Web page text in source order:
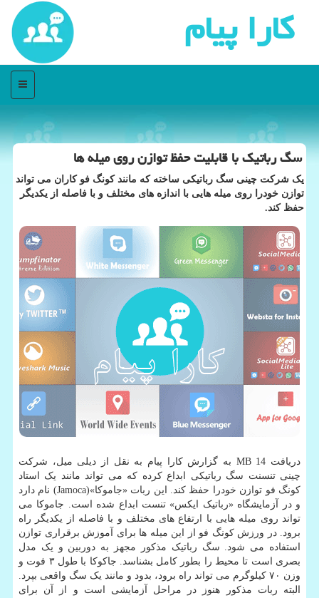
كارا پیام
منو
سگ رباتیك با قابلیت حفظ توازن روی میله ها
یک شرکت چینی سگ رباتیکی ساخته که مانند کونگ فو کاران می تواند
توازن خودرا روی میله هایی با اندازه های مختلف و با فاصله از یکدیگر
حفظ کند.
دریافت 14 MB به گزارش کارا پیام به نقل از دیلی میل، شرکت
چینی تنسنت سگ رباتیکی ابداع کرده که می تواند مانند یک استاد
کونگ فو توازن خودرا حفظ کند. این ربات «جاموکا»(Jamoca) نام دارد
و در آزمایشگاه «رباتیک ایکس» تنست ابداع شده است. جاموکا می
تواند روی میله هایی با ارتفاع های مختلف و با فاصله از یکدیگر راه
برود. در ورزش کونگ فو از این میله ها برای آموزش برقراری توازن
استفاده می شود. سگ رباتیک مذکور مجهز به دوربین و یک مدل
بصری است تا محیط را بطور کامل بشناسد. جاکوکا با طول ۳ فوت و
وزن ۷۰ کیلوگرم می تواند راه برود، بدود و مانند یک سگ واقعی بپرد.
البته ربات مذکور هنوز در مراحل آزمایشی است و از آن برای